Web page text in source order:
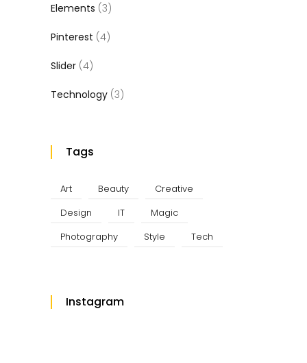
Elements (3)
Pinterest (4)
Slider (4)
Technology (3)
Tags
Art Beauty
Creative
Design
IT
Magic
Photography
Style Tech
Instagram